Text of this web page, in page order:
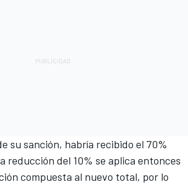
su sanción, habría recibido el 70%
reducción del 10% se aplica entonces
compuesta al nuevo total, por lo